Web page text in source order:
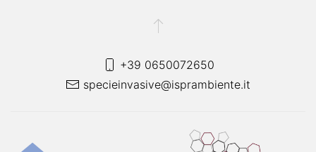
+39 0650072650
specieinvasive@isprambiente.it